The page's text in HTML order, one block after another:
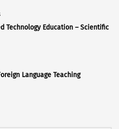
Technology Education – Scientific
Language Teaching